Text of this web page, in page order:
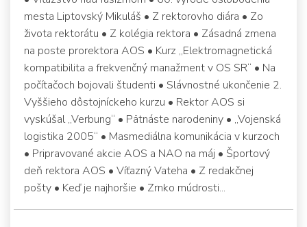
mesta Liptovský Mikuláš • Z rektorovho diára • Zo
života rektorátu • Z kolégia rektora • Zásadná zmena
na poste prorektora AOS • Kurz „Elektromagnetická
kompatibilita a frekvenčný manažment v OS SR“ • Na
počítačoch bojovali študenti • Slávnostné ukončenie 2.
Vyššieho dôstojníckeho kurzu • Rektor AOS si
vyskúšal „Verbung“ • Pätnáste narodeniny • „Vojenská
logistika 2005“ • Masmediálna komunikácia v kurzoch
• Pripravované akcie AOS a NAO na máj • Športový
deň rektora AOS • Víťazný Vateha • Z redakčnej
pošty • Keď je najhoršie • Zrnko múdrosti...